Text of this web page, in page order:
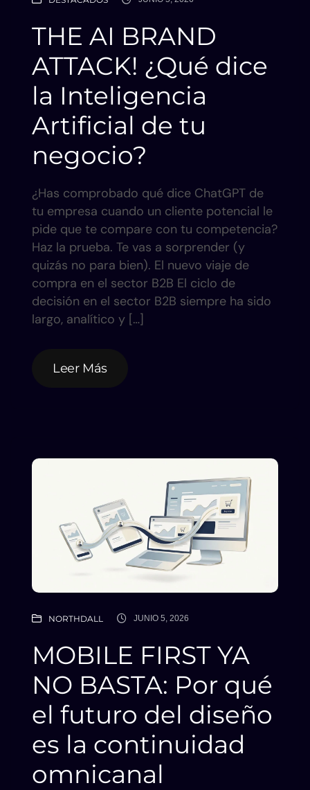
THE AI BRAND
ATTACK! ¿Qué dice
la Inteligencia
Artificial de tu
negocio?
¿Has comprobado qué dice ChatGPT de
tu empresa cuando un cliente potencial le
pide que te compare con tu competencia?
Haz la prueba. Te vas a sorprender (y
quizás no para bien). El nuevo viaje de
compra en el sector B2B El ciclo de
decisión en el sector B2B siempre ha sido
largo, analítico y […]
Leer Más
NORTHDALL JUNIO 5, 2026
MOBILE FIRST YA
NO BASTA: Por qué
el futuro del diseño
es la continuidad
omnicanal